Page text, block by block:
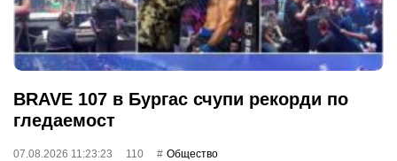
BRAVE 107 в Бургас счупи рекорди по
гледаемост
07.08.2026 11:23:23 110 Общество